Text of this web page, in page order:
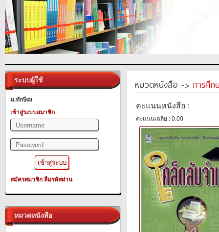
ระบบผู้ใช้
ม.ทักษิณ
เข้าสู่ระบบสมาชิก
สมัครสมาชิก ลืมรหัสผ่าน
หมวดหนังสือ
หมวดหนังสือ -> การศึก
คะแนนหนังสือ :
คะแนนเฉลี่ย : 0.00